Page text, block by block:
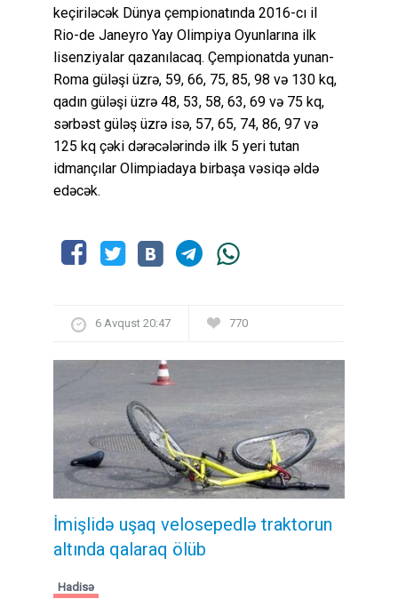
keçiriləcək Dünya çempionatında 2016-cı il
Rio-de Janeyro Yay Olimpiya Oyunlarına ilk
lisenziyalar qazanılacaq. Çempionatda yunan-
Roma güləşi üzrə, 59, 66, 75, 85, 98 və 130 kq,
qadın güləşi üzrə 48, 53, 58, 63, 69 və 75 kq,
sərbəst güləş üzrə isə, 57, 65, 74, 86, 97 və
125 kq çəki dərəcələrində ilk 5 yeri tutan
idmançılar Olimpiadaya birbaşa vəsiqə əldə
edəcək.
6 Avqust 20:47 770
İmişlidə uşaq velosepedlə traktorun
altında qalaraq ölüb
Hadisə